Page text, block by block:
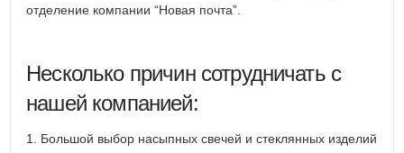
отделение компании “Новая почта”.
Несколько причин сотрудничать с
нашей компанией:
1. Большой выбор насыпных свечей и стеклянных изделий